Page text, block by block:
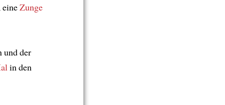
Zunge
und der
in den